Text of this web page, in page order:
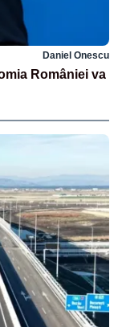
Daniel Onescu
României va